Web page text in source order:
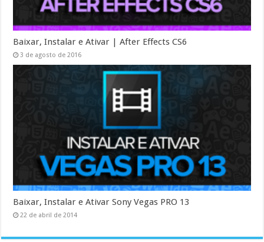
Baixar, Instalar e Ativar | After Effects CS6
3 de agosto de 2016
Baixar, Instalar e Ativar Sony Vegas PRO 13
22 de abril de 2014